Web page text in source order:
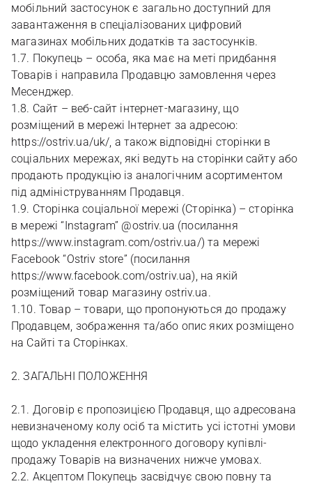
мобільний застосунок є загально доступний для
завантаження в спеціалізованих цифровий
магазинах мобільних додатків та застосунків.
1.7. Покупець – особа, яка має на меті придбання
Товарів і направила Продавцю замовлення через
Месенджер.
1.8. Сайт – веб-сайт інтернет-магазину, що
розміщений в мережі Інтернет за адресою:
https://ostriv.ua/uk/, а також відповідні сторінки в
соціальних мережах, які ведуть на сторінки сайту або
продають продукцію із аналогічним асортиментом
під адмініструванням Продавця.
1.9. Сторінка соціальної мережі (Сторінка) – сторінка
в мережі “Instagram” @ostriv.ua (посилання
https://www.instagram.com/ostriv.ua/) та мережі
Facebook “Ostriv store” (посилання
https://www.facebook.com/ostriv.ua), на якій
розміщений товар магазину ostriv.ua.
1.10. Товар – товари, що пропонуються до продажу
Продавцем, зображення та/або опис яких розміщено
на Сайті та Сторінках.
2. ЗАГАЛЬНІ ПОЛОЖЕННЯ
2.1. Договір є пропозицією Продавця, що адресована
невизначеному колу осіб та містить усі істотні умови
щодо укладення електронного договору купівлі-
продажу Товарів на визначених нижче умовах.
2.2. Акцептом Покупець засвідчує свою повну та